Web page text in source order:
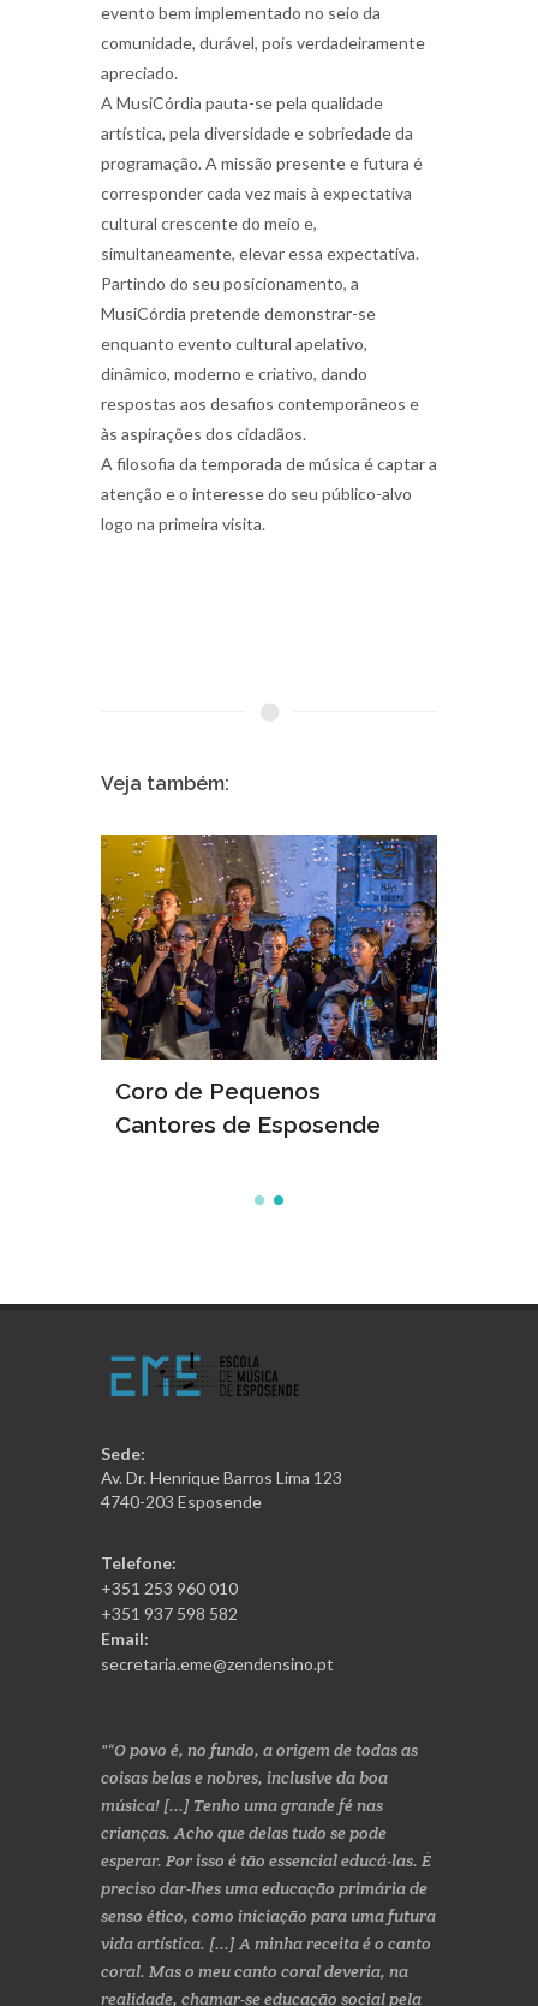
evento bem implementado no seio da
comunidade, durável, pois verdadeiramente
apreciado.
A MusiCórdia pauta-se pela qualidade
artística, pela diversidade e sobriedade da
programação. A missão presente e futura é
corresponder cada vez mais à expectativa
cultural crescente do meio e,
simultaneamente, elevar essa expectativa.
Partindo do seu posicionamento, a
MusiCórdia pretende demonstrar-se
enquanto evento cultural apelativo,
dinâmico, moderno e criativo, dando
respostas aos desafios contemporâneos e
às aspirações dos cidadãos.
A filosofia da temporada de música é captar a
atenção e o interesse do seu público-alvo
logo na primeira visita.
Veja também:
Coro de Pequenos
Cantores de Esposende
Sede:
Av. Dr. Henrique Barros Lima 123
4740-203 Esposende
Telefone:
+351 253 960 010
+351 937 598 582
Email:
secretaria.eme@zendensino.pt
“O povo é, no fundo, a origem de todas as
coisas belas e nobres, inclusive da boa
música! [...] Tenho uma grande fé nas
crianças. Acho que delas tudo se pode
esperar. Por isso é tão essencial educá-las. É
preciso dar-lhes uma educação primária de
senso ético, como iniciação para uma futura
vida artística. [...] A minha receita é o canto
coral. Mas o meu canto coral deveria, na
realidade, chamar-se educação social pela